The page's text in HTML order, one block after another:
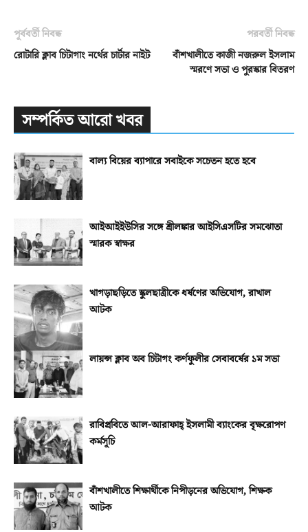
পূর্ববর্তী নিবন্ধ
রোটারি ক্লাব চিটাগাং নর্থের চার্টার নাইট
পরবর্তী নিবন্ধ
বাঁশখালীতে কাজী নজরুল ইসলাম
স্মরণে সভা ও পুরস্কার বিতরণ
সম্পর্কিত আরো খবর
বাল্য বিয়ের ব্যাপারে সবাইকে সচেতন হতে হবে
আইআইইউসির সঙ্গে শ্রীলঙ্কার আইসিএসটির সমঝোতা
স্মারক স্বাক্ষর
খাগড়াছড়িতে স্কুলছাত্রীকে ধর্ষণের অভিযোগ, রাখাল
আটক
লায়ন্স ক্লাব অব চিটাগং কর্ণফুলীর সেবাবর্ষের ১ম সভা
রাবিপ্রবিতে আল-আরাফাহ্‌ ইসলামী ব্যাংকের বৃক্ষরোপণ
কর্মসূচি
বাঁশখালীতে শিক্ষার্থীকে নিপীড়নের অভিযোগ, শিক্ষক
আটক